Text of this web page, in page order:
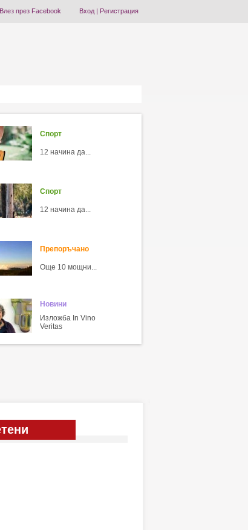
Влез през Facebook Вход| Регистрация
Спорт
12 начина да...
Спорт
12 начина да...
Препоръчано
Още 10 мощни...
Новини
Изложба In Vino
Veritas